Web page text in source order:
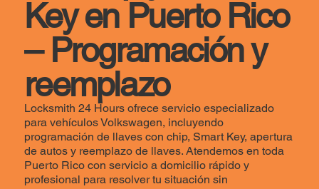
Key en Puerto Rico
– Programación y
reemplazo
Locksmith 24 Hours ofrece servicio especializado
para vehículos Volkswagen, incluyendo
programación de llaves con chip, Smart Key, apertura
de autos y reemplazo de llaves. Atendemos en toda
Puerto Rico con servicio a domicilio rápido y
profesional para resolver tu situación sin